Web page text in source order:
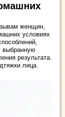
женщин,
условиях
выбранную
результата.
лица.